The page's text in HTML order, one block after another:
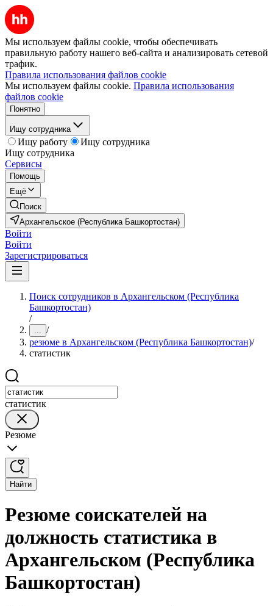
Мы используем файлы cookie, чтобы обеспечивать
правильную работу нашего веб-сайта и анализировать сетевой
трафик.
Правила использования файлов cookie
Мы используем файлы cookie. Правила использования
файлов cookie
Понятно
Ищу сотрудника
Ищу работу
Ищу сотрудника
Ищу сотрудника
Сервисы
Помощь
Ещё
Поиск
Архангельское (Республика Башкортостан)
Войти
Войти
Зарегистрироваться
Поиск сотрудников в Архангельском (Республика
Башкортостан)
/
... /
резюме в Архангельском (Республика Башкортостан)/
статистик
статистик
Резюме
Найти
Резюме соискателей на
должность статистика в
Архангельском (Республика
Башкортостан)